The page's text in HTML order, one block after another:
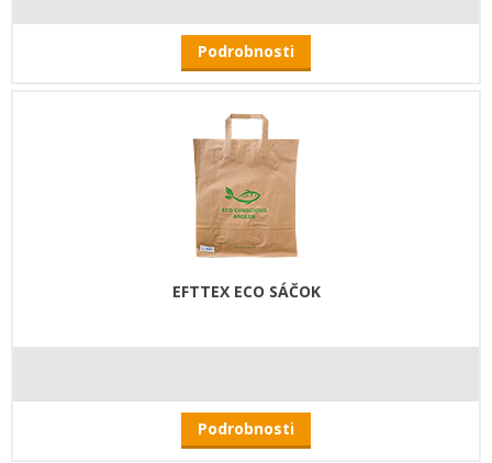
Podrobnosti
EFTTEX ECO SÁČOK
Podrobnosti